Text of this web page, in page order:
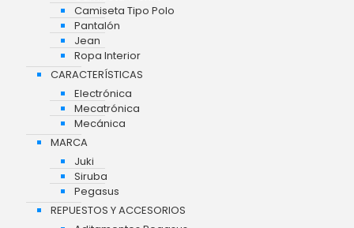
Camiseta Tipo Polo
Pantalón
Jean
Ropa Interior
CARACTERÍSTICAS
Electrónica
Mecatrónica
Mecánica
MARCA
Juki
Siruba
Pegasus
REPUESTOS Y ACCESORIOS